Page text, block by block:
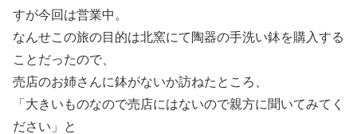
すが今回は営業中。
なんせこの旅の目的は北窯にて陶器の手洗い鉢を購入する
ことだったので、
売店のお姉さんに鉢がないか訪ねたところ、
「大きいものなので売店にはないので親方に聞いてみてく
ださい」と